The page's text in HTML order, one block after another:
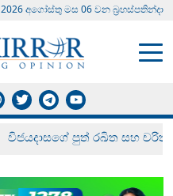
2026 අගෝස්‍තු මස 06 වන බ්‍රහස්පතින්දා
විජයදාසගේ පුත් රඛිත සහ චරිත්